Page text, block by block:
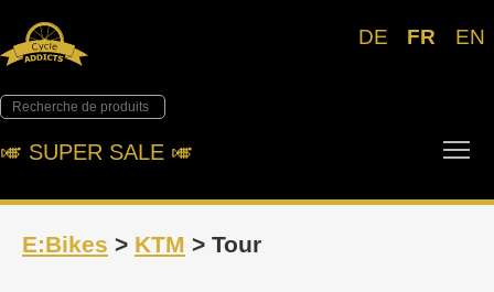
DE FR EN
🎺︎ SUPER SALE 🎺︎
E:Bikes > KTM > Tour